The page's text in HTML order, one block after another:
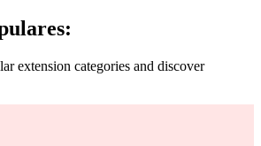
extension categories and discover